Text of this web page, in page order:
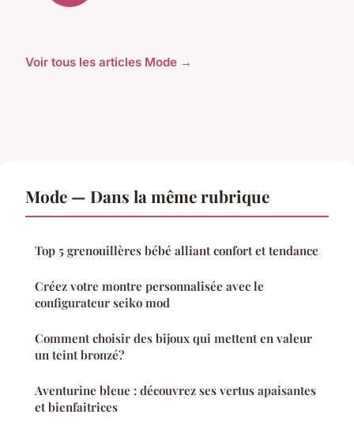
Voir tous les articles Mode →
Mode — Dans la même rubrique
Top 5 grenouillères bébé alliant confort et tendance
Créez votre montre personnalisée avec le
configurateur seiko mod
Comment choisir des bijoux qui mettent en valeur
un teint bronzé?
Aventurine bleue : découvrez ses vertus apaisantes
et bienfaitrices